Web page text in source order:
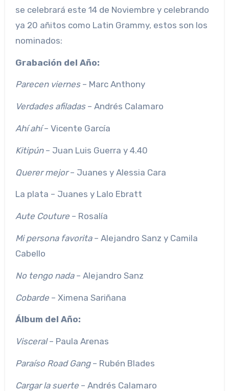
se celebrará este 14 de Noviembre y celebrando
ya 20 añitos como Latin Grammy, estos son los
nominados:
Grabación del Año:
Parecen viernes– Marc Anthony
Verdades afiladas– Andrés Calamaro
Ahí ahí– Vicente García
Kitipún– Juan Luis Guerra y 4.40
Querer mejor– Juanes y Alessia Cara
La plata – Juanes y Lalo Ebratt
Aute Couture– Rosalía
Mi persona favorita– Alejandro Sanz y Camila
Cabello
No tengo nada– Alejandro Sanz
Cobarde– Ximena Sariñana
Álbum del Año:
Visceral– Paula Arenas
Paraíso Road Gang– Rubén Blades
Cargar la suerte– Andrés Calamaro